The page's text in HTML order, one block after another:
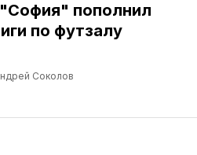
пополнил
по футзалу
Соколов